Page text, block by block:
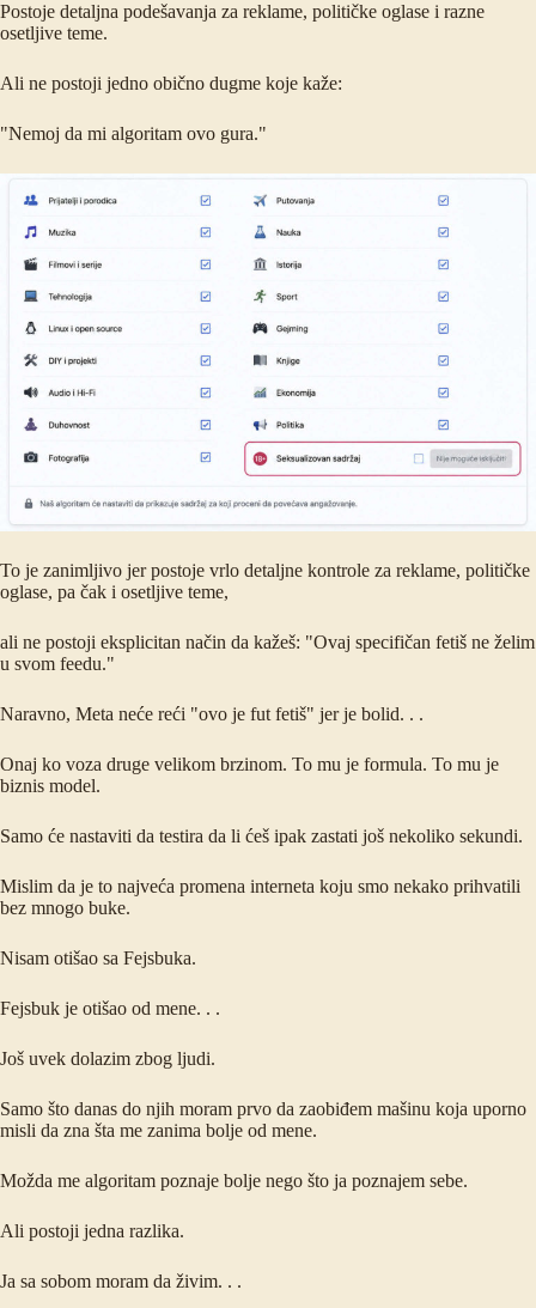
Postoje detaljna podešavanja za reklame, političke oglase i razne
osetljive teme.
Ali ne postoji jedno obično dugme koje kaže:
"Nemoj da mi algoritam ovo gura."
To je zanimljivo jer postoje vrlo detaljne kontrole za reklame, političke
oglase, pa čak i osetljive teme,
ali ne postoji eksplicitan način da kažeš: "Ovaj specifičan fetiš ne želim
u svom feedu."
Naravno, Meta neće reći "ovo je fut fetiš" jer je bolid. . .
Onaj ko voza druge velikom brzinom. To mu je formula. To mu je
biznis model.
Samo će nastaviti da testira da li ćeš ipak zastati još nekoliko sekundi.
Mislim da je to najveća promena interneta koju smo nekako prihvatili
bez mnogo buke.
Nisam otišao sa Fejsbuka.
Fejsbuk je otišao od mene. . .
Još uvek dolazim zbog ljudi.
Samo što danas do njih moram prvo da zaobiđem mašinu koja uporno
misli da zna šta me zanima bolje od mene.
Možda me algoritam poznaje bolje nego što ja poznajem sebe.
Ali postoji jedna razlika.
Ja sa sobom moram da živim. . .